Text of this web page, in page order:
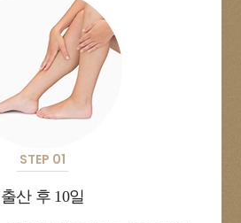
STEP 01
출산 후 10일